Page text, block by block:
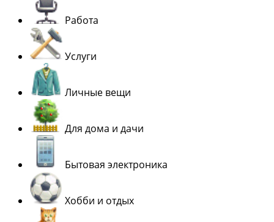
Работа
Услуги
Личные вещи
Для дома и дачи
Бытовая электроника
Хобби и отдых